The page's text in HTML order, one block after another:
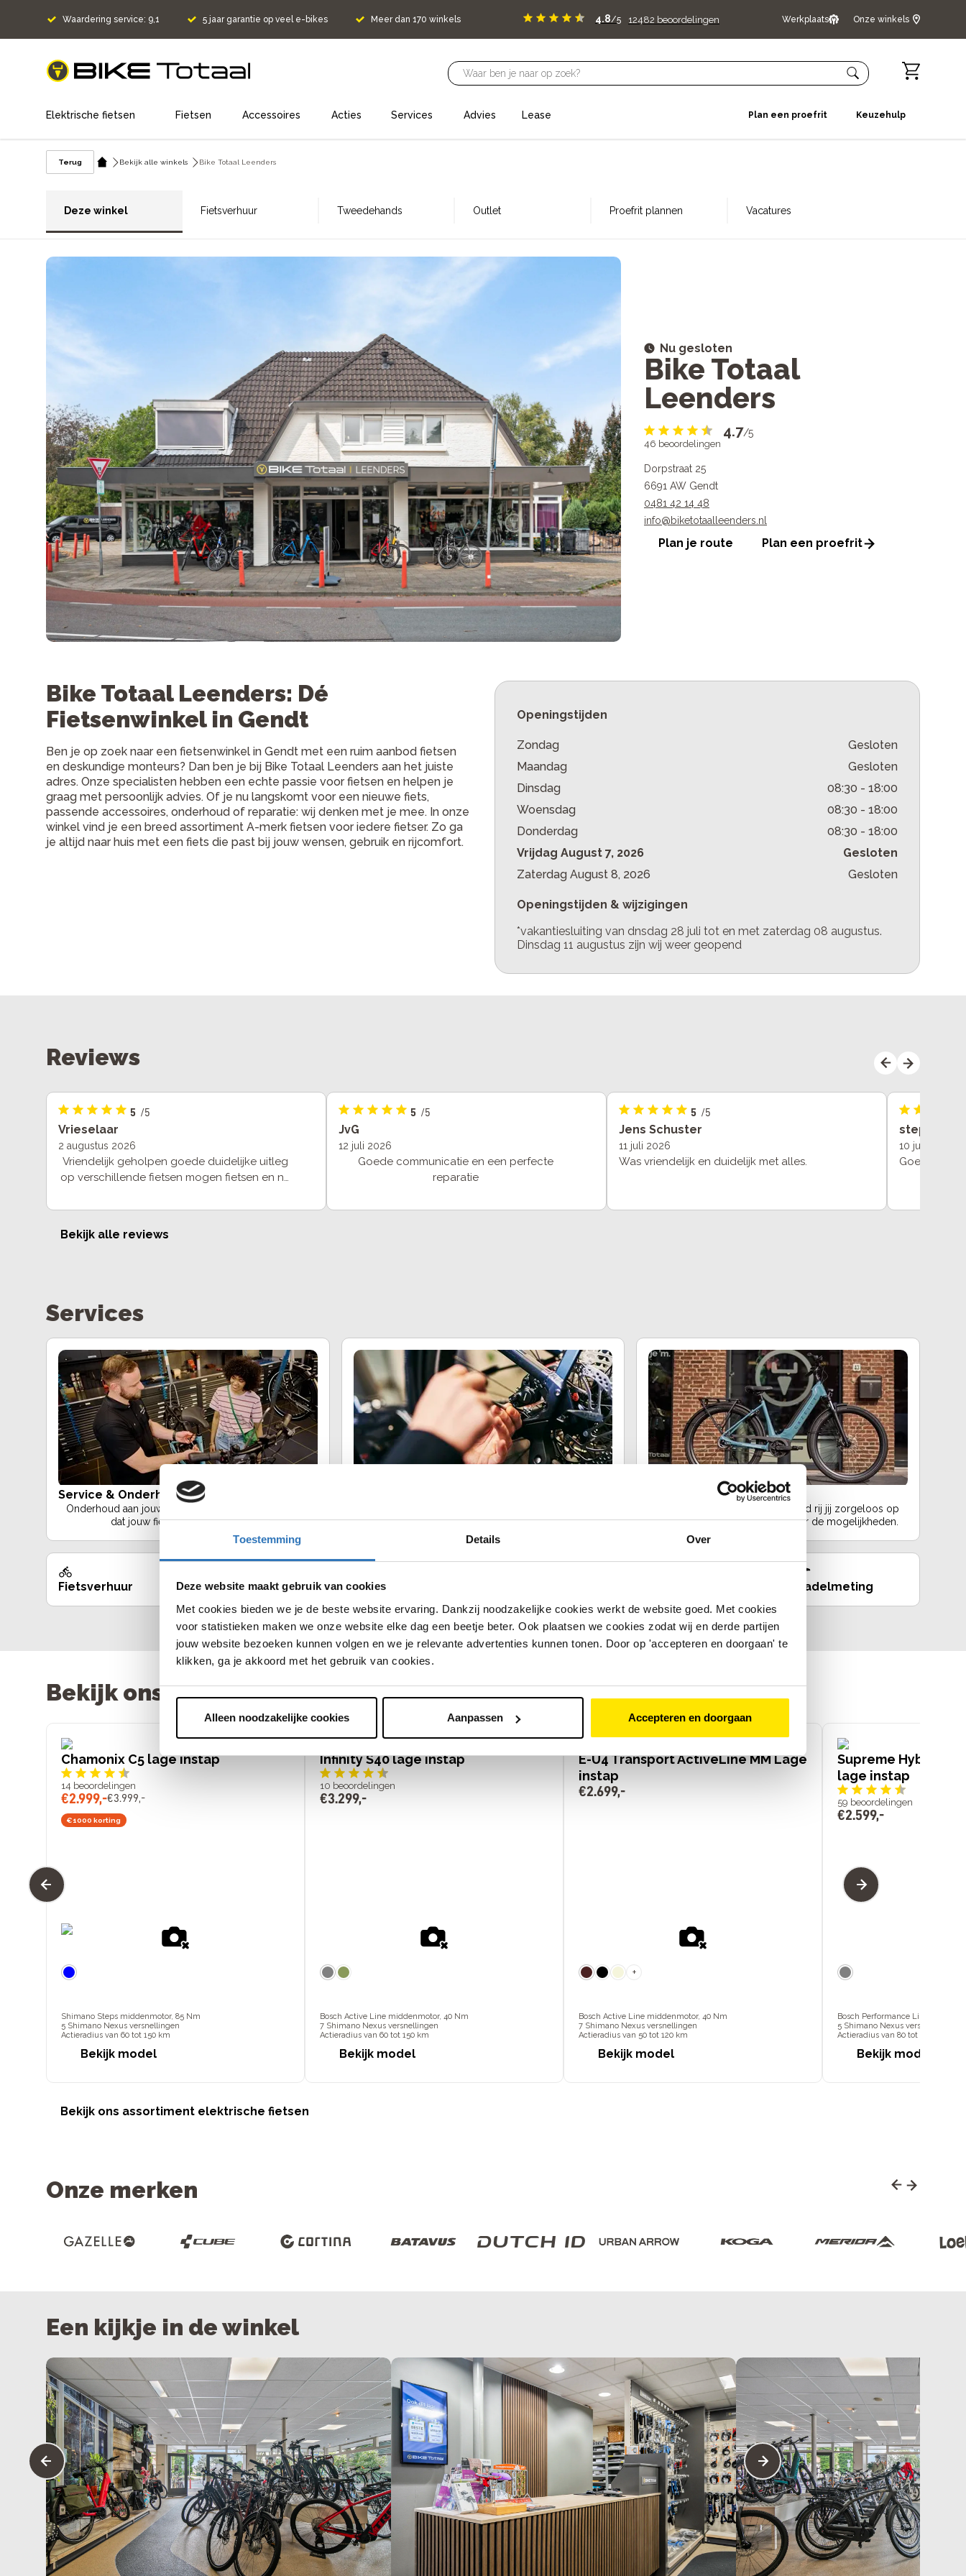
Toestemming Details Over
Deze website maakt gebruik van cookies
Met cookies bieden we je de beste website ervaring. Dankzij noodzakelijke cookies werkt de website goed. Met cookies
voor statistieken maken we onze website elke dag een beetje beter. Ook plaatsen we cookies zodat wij en derde partijen
jouw website bezoeken kunnen volgen en we je relevante advertenties kunnen tonen. Door op 'accepteren en doorgaan' te
klikken, ga je akkoord met het gebruik van cookies.
Alleen noodzakelijke cookies Aanpassen Accepteren en doorgaan
Waardering service: 9,1 5 jaar garantie op veel e-bikes Meer dan 170 winkels 4.8/5 12482 beoordelingen Werkplaats Onze winkels
home
Elektrische fietsen Fietsen Accessoires Acties Services Advies Lease Plan een proefrit Keuzehulp
Terug Bekijk alle winkels Bike Totaal Leenders
Deze winkel Fietsverhuur Tweedehands Outlet Proefrit plannen Vacatures
Nu gesloten
Bike Totaal
Leenders
4.7/5
46 beoordelingen
Dorpstraat 25
6691 AW Gendt
0481 42 14 48
info@biketotaalleenders.nl
Plan je route Plan een proefrit
Bike Totaal Leenders: Dé
Fietsenwinkel in Gendt
Ben je op zoek naar een fietsenwinkel in Gendt met een ruim aanbod fietsen
en deskundige monteurs? Dan ben je bij Bike Totaal Leenders aan het juiste
adres. Onze specialisten hebben een echte passie voor fietsen en helpen je
graag met persoonlijk advies. Of je nu langskomt voor een nieuwe fiets,
passende accessoires, onderhoud of reparatie: wij denken met je mee. In onze
winkel vind je een breed assortiment A-merk fietsen voor iedere fietser. Zo ga
je altijd naar huis met een fiets die past bij jouw wensen, gebruik en rijcomfort.
Openingstijden
Zondag
Gesloten
Maandag
Gesloten
Dinsdag
08:30 - 18:00
Woensdag
08:30 - 18:00
Donderdag
08:30 - 18:00
Vrijdag August 7, 2026
Gesloten
Zaterdag August 8, 2026 Gesloten
Openingstijden & wijzigingen
*vakantiesluiting van dnsdag 28 juli tot en met zaterdag 08 augustus.
Dinsdag 11 augustus zijn wij weer geopend
Reviews
5 /5
Vrieselaar
2 augustus 2026
Vriendelijk geholpen goede duidelijke uitleg
op verschillende fietsen mogen fietsen en na
op mijn niewe fiets.
5 /5
JvG
12 juli 2026
Goede communicatie en een perfecte
reparatie
5 /5
Jens Schuster
11 juli 2026
Was vriendelijk en duidelijk met alles.
stephan
10 juli 2026
Bekijk alle reviews
Services
Service & Onderhoudspakket
Onderhoud aan jouw fiets nodig? Wij zorgen ervoor
dat jouw fiets in topconditie blijft!.
jouw fiets weer op en top werkt.
Voor een vast bedrag per maand rij jij zorgeloos op
jouw droomfiets. Vraag ons naar de mogelijkheden.
Fietsverhuur Fiets inruilen vervangfiets Zadelmeting
Bekijk ons assortiment
Chamonix C5 lage instap
14 beoordelingen
€3.999,-
€2.999,-
€1000 korting
Shimano Steps middenmotor, 85 Nm
5 Shimano Nexus versnellingen
Actieradius van 60 tot 150 km
Bekijk model
Infinity S40 lage instap
10 beoordelingen
€3.299,-
Bosch Active Line middenmotor, 40 Nm
7 Shimano Nexus versnellingen
Actieradius van 60 tot 150 km
Bekijk model
E-U4 Transport ActiveLine MM Lage
instap
€2.699,-
+
Bosch Active Line middenmotor, 40 Nm
7 Shimano Nexus versnellingen
Actieradius van 50 tot 120 km
Bekijk model
Supreme Hybrid
lage instap
59 beoordelingen
€2.599,-
Bosch Performance Line
5 Shimano Nexus versnellingen
Actieradius van 80 tot 150 km
Bekijk model
Bekijk ons assortiment elektrische fietsen
Onze merken
Een kijkje in de winkel